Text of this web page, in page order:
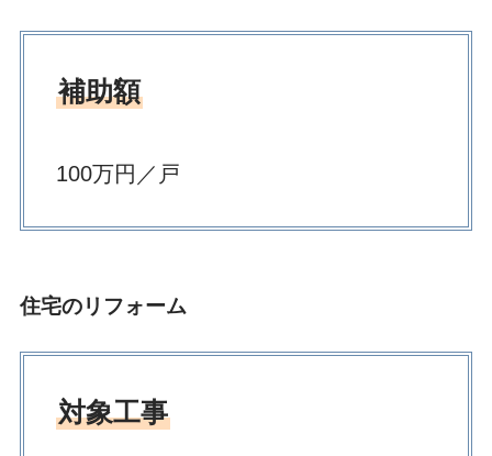
補助額
100万円／戸
住宅のリフォーム
対象工事